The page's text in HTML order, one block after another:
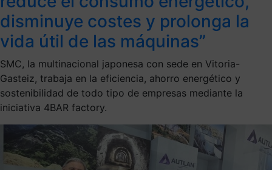
disminuye costes y prolonga la
vida útil de las máquinas”
SMC, la multinacional japonesa con sede en Vitoria-
Gasteiz, trabaja en la eficiencia, ahorro energético y
sostenibilidad de todo tipo de empresas mediante la
iniciativa 4BAR factory.